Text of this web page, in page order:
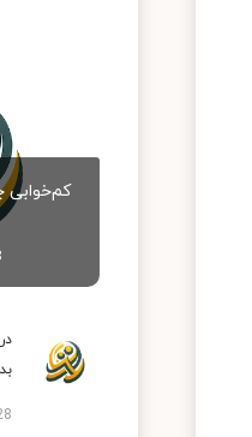
کم‌خوابی